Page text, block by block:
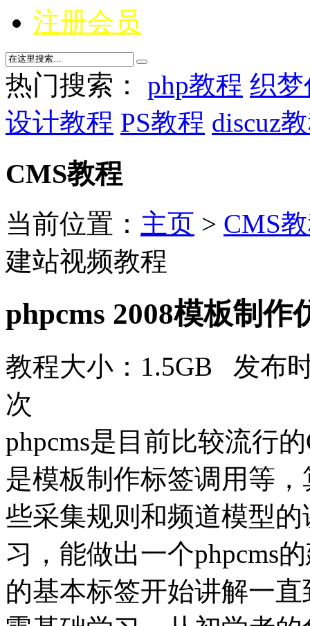
注册会员
热门搜索： php教程 织
设计教程 PS教程 discuz
CMS教程
当前位置： 主页 > CMS
建站视频教程
phpcms 2008模板制作
教程大小：1.5GB 发布
次
phpcms是目前比较流行
是模板制作标签调用等
些采集规则和频道模型
习，能做出一个phpcms
的基本标签开始讲解一